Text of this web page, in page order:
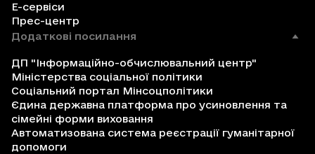
Е-сервіси
Прес-центр
Додаткові посилання
ДП "Інформаційно-обчислювальний центр"
Міністерства соціальної політики
Соціальний портал Мінсоцполітики
Єдина державна платформа про усиновлення та
сімейні форми виховання
Автоматизована система реєстрації гуманітарної
допомоги